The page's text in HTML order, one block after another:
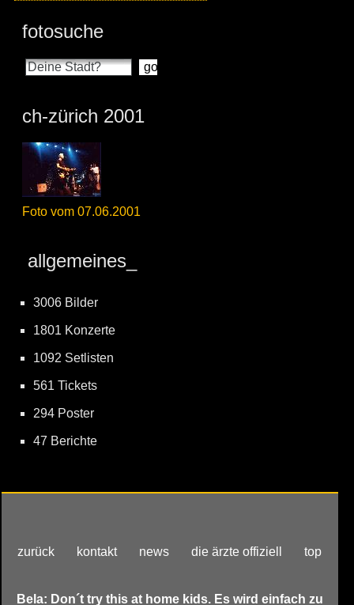
fotosuche
ch-zürich 2001
Foto vom 07.06.2001
allgemeines_
3006 Bilder
1801 Konzerte
1092 Setlisten
561 Tickets
294 Poster
47 Berichte
zurück kontakt news die ärzte offiziell top
Bela: Don´t try this at home kids. Es wird einfach zu